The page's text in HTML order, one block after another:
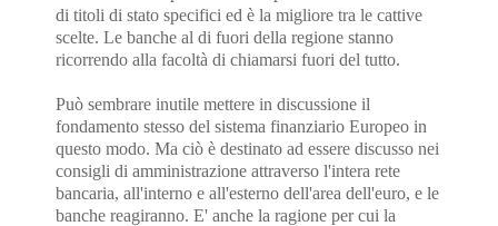
di titoli di stato specifici ed è la migliore tra le cattive
scelte. Le banche al di fuori della regione stanno
ricorrendo alla facoltà di chiamarsi fuori del tutto.
Può sembrare inutile mettere in discussione il
fondamento stesso del sistema finanziario Europeo in
questo modo. Ma ciò è destinato ad essere discusso nei
consigli di amministrazione attraverso l'intera rete
bancaria, all'interno e all'esterno dell'area dell'euro, e le
banche reagiranno. E' anche la ragione per cui la